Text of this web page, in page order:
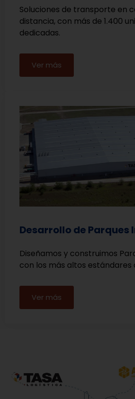
Soluciones de transporte en
distancia, con más de 1.400
dedicadas.
Ver más
Desarrollo de Parques
Diseñamos y construimos
con los más altos estándares
Ver más